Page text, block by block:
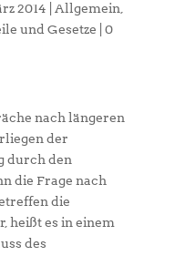
2014 Allgemein
und Gesetze
0
nach längeren
der
durch den
die Frage nach
die
heißt es in einem
des